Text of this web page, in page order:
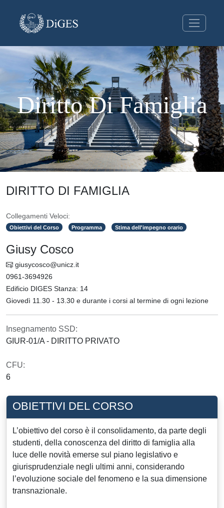
Diritto Di Famiglia
DIRITTO DI FAMIGLIA
Collegamenti Veloci:
Obiettivi del Corso Programma Stima dell'impegno orario
Giusy Cosco
giusycosco@unicz.it
0961-3694926
Edificio DIGES Stanza: 14
Giovedì 11.30 - 13.30 e durante i corsi al termine di ogni lezione
Insegnamento SSD:
GIUR-01/A - DIRITTO PRIVATO
CFU:
6
OBIETTIVI DEL CORSO
L’obiettivo del corso è il consolidamento, da parte degli
studenti, della conoscenza del diritto di famiglia alla
luce delle novità emerse sul piano legislativo e
giurisprudenziale negli ultimi anni, considerando
l’evoluzione sociale del fenomeno e la sua dimensione
transnazionale.